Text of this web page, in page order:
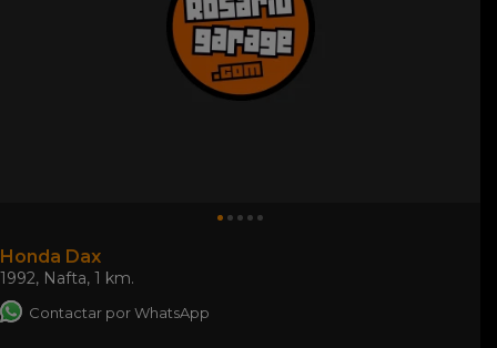
Honda Dax
1992, Nafta, 1 km.
Contactar por WhatsApp